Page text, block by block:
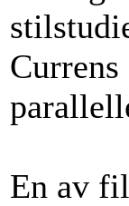
En av